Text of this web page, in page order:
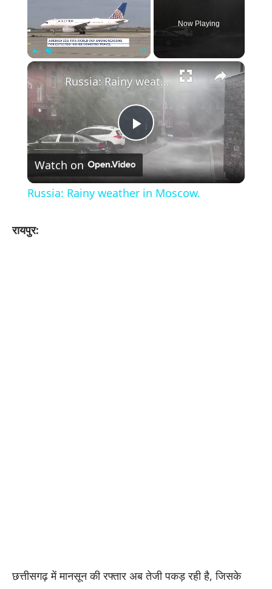
Play Unmute Fullscreen
Now Playing
×
Play
Video
Russia: Rainy weather in Moscow.
Watch on
Russia: Rainy weather in Moscow.
रायपुर:
छत्तीसगढ़ में मानसून की रफ्तार अब तेजी पकड़ रही है, जिसके